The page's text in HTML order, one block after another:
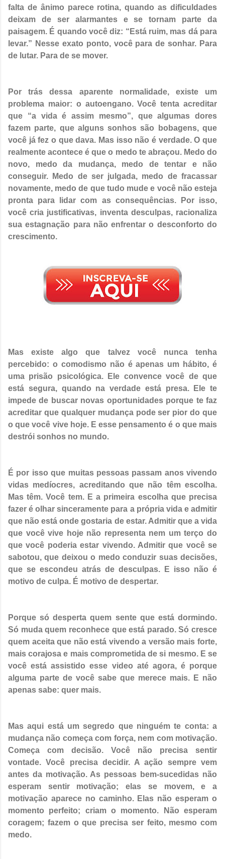
falta de ânimo parece rotina, quando as dificuldades
deixam de ser alarmantes e se tornam parte da
paisagem. É quando você diz: “Está ruim, mas dá para
levar.” Nesse exato ponto, você para de sonhar. Para
de lutar. Para de se mover.
Por trás dessa aparente normalidade, existe um
problema maior: o autoengano. Você tenta acreditar
que “a vida é assim mesmo”, que algumas dores
fazem parte, que alguns sonhos são bobagens, que
você já fez o que dava. Mas isso não é verdade. O que
realmente acontece é que o medo te abraçou. Medo do
novo, medo da mudança, medo de tentar e não
conseguir. Medo de ser julgada, medo de fracassar
novamente, medo de que tudo mude e você não esteja
pronta para lidar com as consequências. Por isso,
você cria justificativas, inventa desculpas, racionaliza
sua estagnação para não enfrentar o desconforto do
crescimento.
Mas existe algo que talvez você nunca tenha
percebido: o comodismo não é apenas um hábito, é
uma prisão psicológica. Ele convence você de que
está segura, quando na verdade está presa. Ele te
impede de buscar novas oportunidades porque te faz
acreditar que qualquer mudança pode ser pior do que
o que você vive hoje. E esse pensamento é o que mais
destrói sonhos no mundo.
É por isso que muitas pessoas passam anos vivendo
vidas medíocres, acreditando que não têm escolha.
Mas têm. Você tem. E a primeira escolha que precisa
fazer é olhar sinceramente para a própria vida e admitir
que não está onde gostaria de estar. Admitir que a vida
que você vive hoje não representa nem um terço do
que você poderia estar vivendo. Admitir que você se
sabotou, que deixou o medo conduzir suas decisões,
que se escondeu atrás de desculpas. E isso não é
motivo de culpa. É motivo de despertar.
Porque só desperta quem sente que está dormindo.
Só muda quem reconhece que está parado. Só cresce
quem aceita que não está vivendo a versão mais forte,
mais corajosa e mais comprometida de si mesmo. E se
você está assistido esse video até agora, é porque
alguma parte de você sabe que merece mais. E não
apenas sabe: quer mais.
Mas aqui está um segredo que ninguém te conta: a
mudança não começa com força, nem com motivação.
Começa com decisão. Você não precisa sentir
vontade. Você precisa decidir. A ação sempre vem
antes da motivação. As pessoas bem-sucedidas não
esperam sentir motivação; elas se movem, e a
motivação aparece no caminho. Elas não esperam o
momento perfeito; criam o momento. Não esperam
coragem; fazem o que precisa ser feito, mesmo com
medo.